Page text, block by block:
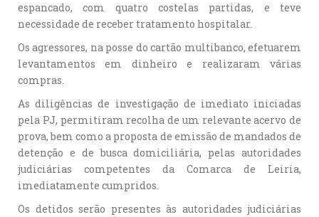
espancado, com quatro costelas partidas, e teve
necessidade de receber tratamento hospitalar.
Os agressores, na posse do cartão multibanco, efetuarem
levantamentos em dinheiro e realizaram várias
compras.
As diligências de investigação de imediato iniciadas
pela PJ, permitiram recolha de um relevante acervo de
prova, bem como a proposta de emissão de mandados de
detenção e de busca domiciliária, pelas autoridades
judiciárias competentes da Comarca de Leiria,
imediatamente cumpridos.
Os detidos serão presentes às autoridades judiciárias